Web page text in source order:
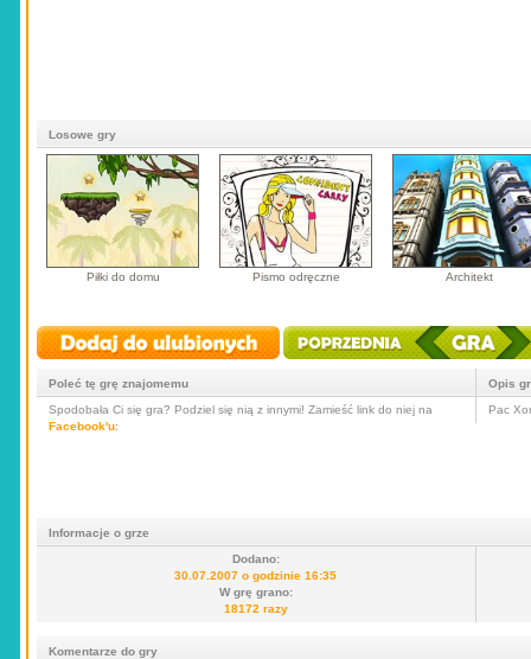
Losowe gry
Piłki do domu Pismo odręczne Architekt
Poleć tę grę znajomemu
Spodobała Ci się gra? Podziel się nią z innymi! Zamieść link do niej na
Facebook'u:
Opis
Pac
Informacje o grze
Dodano:
30.07.2007 o godzinie 16:35
W grę grano:
18172 razy
Komentarze do gry